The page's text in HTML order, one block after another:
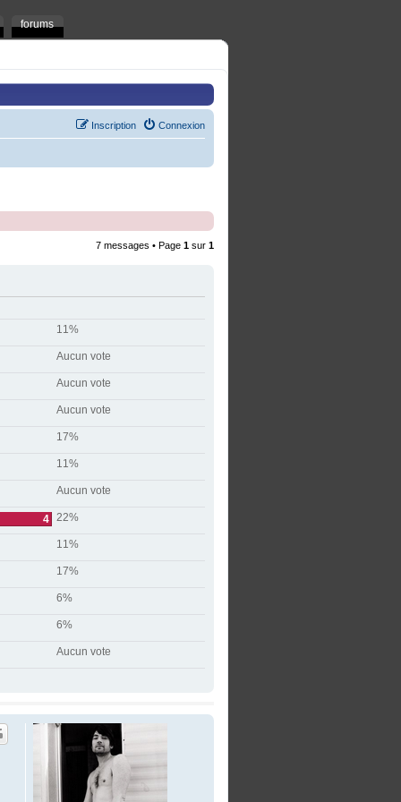
forums
Connexion
Inscription
7 messages • Page 1 sur 1
11%
Aucun vote
Aucun vote
Aucun vote
17%
11%
Aucun vote
4 22%
11%
17%
6%
6%
Aucun vote